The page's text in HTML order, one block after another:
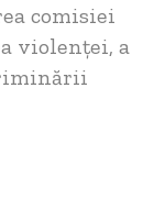
comisiei
violenței, a